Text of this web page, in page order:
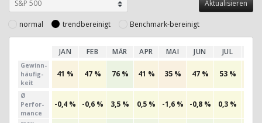
normal trendbereinigt Benchmark-bereinigt
JAN FEB MÄR APR MAI JUN JUL
Gewinn­
häufig­
keit
41 % 47 % 76 % 41 % 35 % 47 % 53 %
Ø
Perfor­
mance
-0,4 % -0,6 % 3,5 % 0,5 % -1,6 % -0,8 % 0,3 %